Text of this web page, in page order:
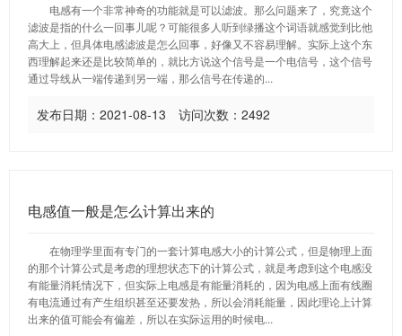
电感有一个非常神奇的功能就是可以滤波。那么问题来了，究竟这个
滤波是指的什么一回事儿呢？可能很多人听到绿播这个词语就感觉到比他
高大上，但具体电感滤波是怎么回事，好像又不容易理解。实际上这个东
西理解起来还是比较简单的，就比方说这个信号是一个电信号，这个信号
通过导线从一端传递到另一端，那么信号在传递的...
发布日期：2021-08-13 访问次数：2492
电感值一般是怎么计算出来的
在物理学里面有专门的一套计算电感大小的计算公式，但是物理上面
的那个计算公式是考虑的理想状态下的计算公式，就是考虑到这个电感没
有能量消耗情况下，但实际上电感是有能量消耗的，因为电感上面有线圈
有电流通过有产生组织甚至还要发热，所以会消耗能量，因此理论上计算
出来的值可能会有偏差，所以在实际运用的时候电...